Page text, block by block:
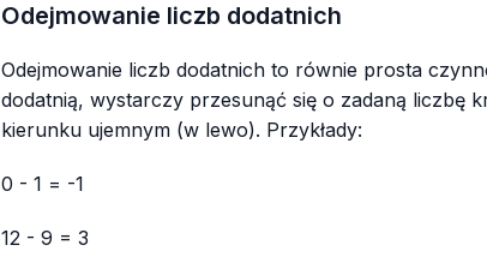
Odejmowanie liczb dodatnich
Odejmowanie liczb dodatnich to równie prosta
dodatnią, wystarczy przesunąć się o zadaną liczbę
kierunku ujemnym (w lewo). Przykłady:
0 - 1 = -1
12 - 9 = 3